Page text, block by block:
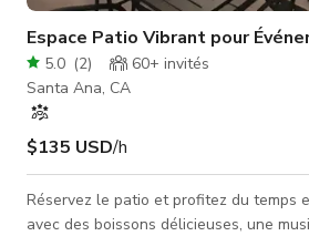
Espace Patio Vibrant pour
5.0 (2) 60+ invités
Santa Ana, CA
$135 USD/h
Réservez le patio et profitez du temps
avec des boissons délicieuses, une